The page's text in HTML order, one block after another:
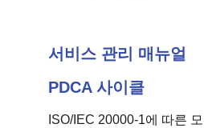
ISO/IEC 20000-1에 따른
서비스 관리 매뉴얼
PDCA 사이클